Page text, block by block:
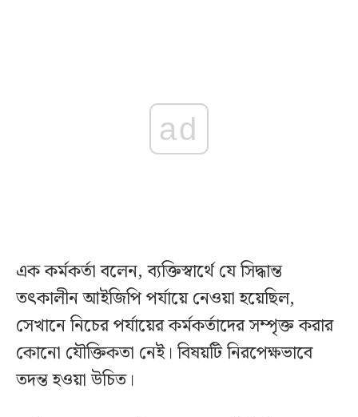
ad
এক কর্মকর্তা বলেন, ব্যক্তিস্বার্থে যে সিদ্ধান্ত
তৎকালীন আইজিপি পর্যায়ে নেওয়া হয়েছিল,
সেখানে নিচের পর্যায়ের কর্মকর্তাদের সম্পৃক্ত করার
কোনো যৌক্তিকতা নেই। বিষয়টি নিরপেক্ষভাবে
তদন্ত হওয়া উচিত।